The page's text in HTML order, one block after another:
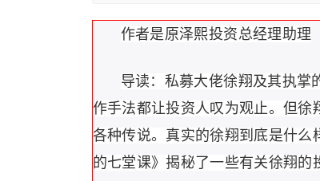
作者是原泽熙投资总经理助理
导读：私募大佬徐翔及其执掌
作手法都让投资人叹为观止。但
各种传说。真实的徐翔到底是什么
的七堂课》揭秘了一些有关徐翔